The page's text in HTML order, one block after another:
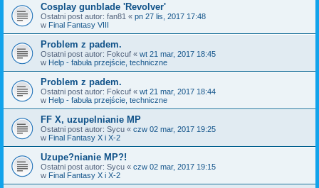
Cosplay gunblade 'Revolver'
Ostatni post autor: fan81 « pn 27 lis, 2017 17:48
w Final Fantasy VIII
Problem z padem.
Ostatni post autor: Fokcuf « wt 21 mar, 2017 18:45
w Help - fabuła przejście, techniczne
Problem z padem.
Ostatni post autor: Fokcuf « wt 21 mar, 2017 18:44
w Help - fabuła przejście, techniczne
FF X, uzupelnianie MP
Ostatni post autor: Sycu « czw 02 mar, 2017 19:25
w Final Fantasy X i X-2
Uzupe?nianie MP?!
Ostatni post autor: Sycu « czw 02 mar, 2017 19:15
w Final Fantasy X i X-2